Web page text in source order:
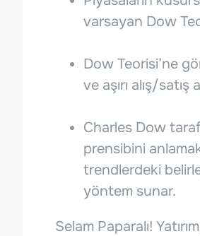
varsayan Dow
Dow Teorisi’ne
ve aşırı alış/
Charles Dow
prensibini
trendlerdeki
yöntem sunar.
Selam Paparalı!